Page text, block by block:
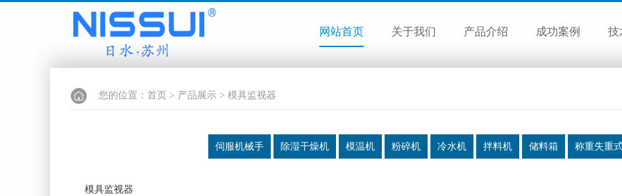
网站首页 关于我们 产品介绍 成功案例 技
您的位置： 首页 > 产品展示 > 模具监视器
伺服机械手 除湿干燥机 模温机 粉碎机 冷水机 拌料机 储料箱 称重失重
模具监视器